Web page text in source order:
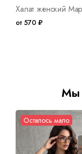
от 570 ₽
Мы
Осталось мало